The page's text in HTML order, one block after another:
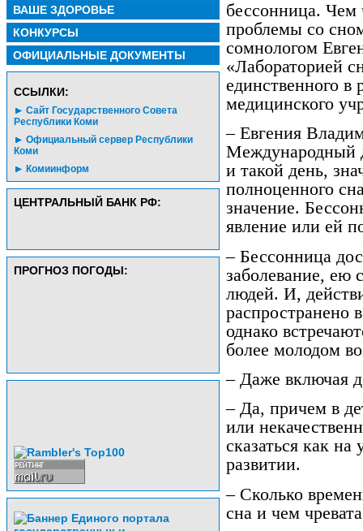
ВАШЕ ЗДОРОВЬЕ
КОНКУРСЫ
ОФИЦИАЛЬНЫЕ ДОКУМЕНТЫ
CСЫЛКИ:
Сайт Государственного Совета
Республики Коми
Официальный сервер Республики
Коми
Комиинформ
ЦЕНТРАЛЬНЫЙ БАНК РФ:
ПРОГНОЗ ПОГОДЫ:
бессонница. Чем
проблемы со
сомнологом
«Лабораторией
единственного в
медицинского
– Евгения
Международный
и такой день,
полноценного
значение.
явление или ей
– Бессонница
заболевание, ею
людей. И,
распространено
однако
более молодом
– Даже включая
– Да, причем в
или
сказаться как
развитии.
– Сколько
сна и чем